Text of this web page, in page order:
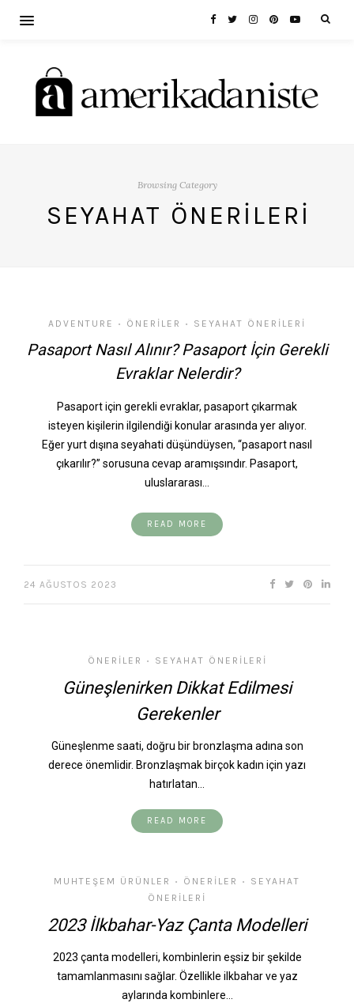
Browsing Category
SEYAHAT ÖNERILERI
ADVENTURE • ÖNERILER • SEYAHAT ÖNERILERI
Pasaport Nasıl Alınır? Pasaport İçin Gerekli
Evraklar Nelerdir?
Pasaport için gerekli evraklar, pasaport çıkarmak
isteyen kişilerin ilgilendiği konular arasında yer alıyor.
Eğer yurt dışına seyahati düşündüysen, “pasaport nasıl
çıkarılır?” sorusuna cevap aramışsındır. Pasaport,
uluslararası…
READ MORE
24 AĞUSTOS 2023
ÖNERILER • SEYAHAT ÖNERILERI
Güneşlenirken Dikkat Edilmesi
Gerekenler
Güneşlenme saati, doğru bir bronzlaşma adına son
derece önemlidir. Bronzlaşmak birçok kadın için yazı
hatırlatan…
READ MORE
MUHTEŞEM ÜRÜNLER • ÖNERILER •
SEYAHAT
ÖNERILERI
2023 İlkbahar-Yaz Çanta Modelleri
2023 çanta modelleri, kombinlerin eşsiz bir şekilde
tamamlanmasını sağlar. Özellikle ilkbahar ve yaz
aylarında kombinlere…